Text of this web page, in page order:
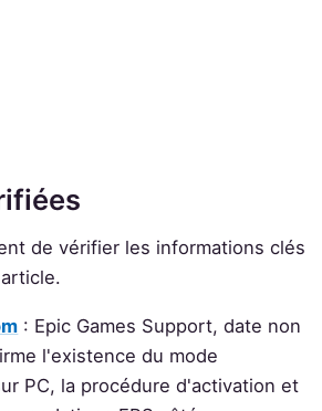
de vérifier les informations clés
: Epic Games Support, date non
l'existence du mode
PC, la procédure d'activation et